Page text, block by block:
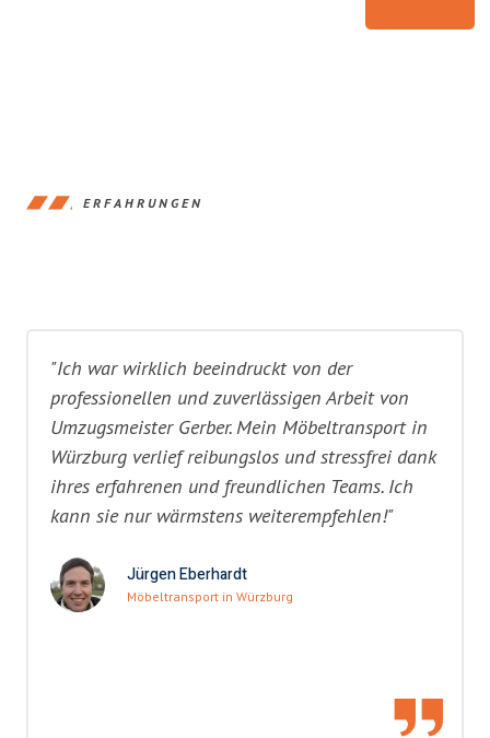
ERFAHRUNGEN
"Ich war wirklich beeindruckt von der
professionellen und zuverlässigen Arbeit von
Umzugsmeister Gerber. Mein Möbeltransport in
Würzburg verlief reibungslos und stressfrei dank
ihres erfahrenen und freundlichen Teams. Ich
kann sie nur wärmstens weiterempfehlen!"
Jürgen Eberhardt
Möbeltransport in Würzburg